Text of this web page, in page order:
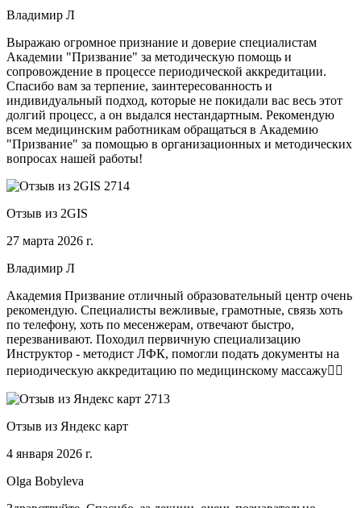
Владимир Л
Выражаю огромное признание и доверие специалистам
Академии "Призвание" за методическую помощь и
сопровождение в процессе периодической аккредитации.
Спасибо вам за терпение, заинтересованность и
индивидуальный подход, которые не покидали вас весь этот
долгий процесс, а он выдался нестандартным. Рекомендую
всем медицинским работникам обращаться в Академию
"Призвание" за помощью в организационных и методических
вопросах нашей работы!
Отзыв из 2GIS
27 марта 2026 г.
Владимир Л
Академия Призвание отличный образовательный центр очень
рекомендую. Специалисты вежливые, грамотные, связь хоть
по телефону, хоть по месенжерам, отвечают быстро,
перезванивают. Походил первичную специализацию
Инструктор - методист ЛФК, помогли подать документы на
периодическую аккредитацию по медицинскому массажу🧑‍⚕️
Отзыв из Яндекс карт
4 января 2026 г.
Olga Bobyleva